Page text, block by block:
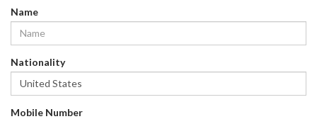
Name
Nationality
Mobile Number